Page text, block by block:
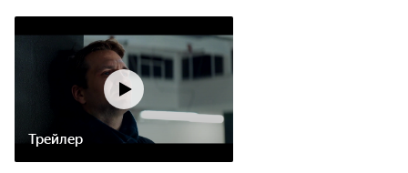
Трейлер